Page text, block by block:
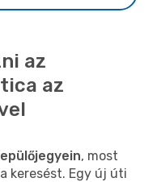
az
az
, most
keresést. Egy új úti